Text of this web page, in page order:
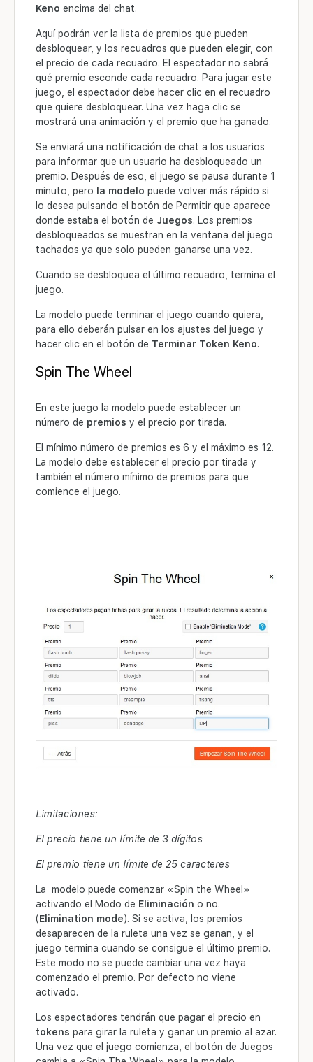
Keno encima del chat.
Aquí podrán ver la lista de premios que pueden
desbloquear, y los recuadros que pueden elegir, con
el precio de cada recuadro. El espectador no sabrá
qué premio esconde cada recuadro. Para jugar este
juego, el espectador debe hacer clic en el recuadro
que quiere desbloquear. Una vez haga clic se
mostrará una animación y el premio que ha ganado.
Se enviará una notificación de chat a los usuarios
para informar que un usuario ha desbloqueado un
premio. Después de eso, el juego se pausa durante 1
minuto, pero
la modelo puede volver más rápido si
lo desea pulsando el botón de Permitir que aparece
donde estaba el botón de Juegos. Los premios
desbloqueados se muestran en la ventana del juego
tachados ya que solo pueden ganarse una vez.
Cuando se desbloquea el último recuadro, termina el
juego.
La modelo puede terminar el juego cuando quiera,
para ello deberán pulsar en los ajustes del juego y
hacer clic en el botón de Terminar Token Keno.
Spin The Wheel
En este juego la modelo puede establecer un
número de premios y el precio por tirada.
El mínimo número de premios es 6 y el máximo es 12.
La modelo debe establecer el precio por tirada y
también el número mínimo de premios para que
comience el juego.
Limitaciones:
El precio tiene un límite de 3 dígitos
El premio tiene un límite de 25 caracteres
La modelo puede comenzar «Spin the Wheel»
activando el Modo de Eliminación o no.
(Elimination mode). Si se activa, los premios
desaparecen de la ruleta una vez se ganan, y el
juego termina cuando se consigue el último premio.
Este modo no se puede cambiar una vez haya
comenzado el premio. Por defecto no viene
activado.
Los espectadores tendrán que pagar el precio en
tokens para girar la ruleta y ganar un premio al azar.
Una vez que el juego comienza, el botón de Juegos